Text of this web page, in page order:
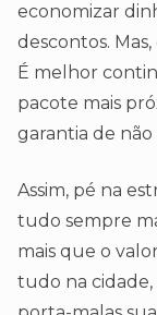
economizar
descontos.
É melhor
pacote mais
garantia de não
Assim, pé na
tudo sempre
mais que o
tudo na